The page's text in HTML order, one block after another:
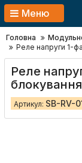
Меню
Головна
Реле напруги 1-
Реле
Артикул: SB-RV-